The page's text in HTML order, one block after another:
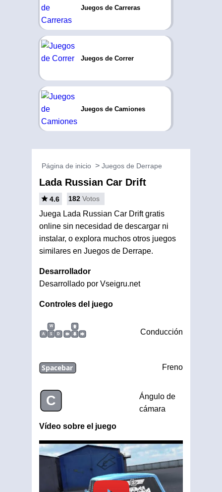
Juegos de Carreras
Juegos de Correr
Juegos de Camiones
Página de inicio Juegos de Derrape
Lada Russian Car Drift
4.6 182 Votos
Juega Lada Russian Car Drift gratis
online sin necesidad de descargar ni
instalar, o explora muchos otros juegos
similares en Juegos de Derrape.
Desarrollador
Desarrollado por Vseigru.net
Controles del juego
W
A
S D Conducción
Spacebar Freno
C
Ángulo de
cámara
Vídeo sobre el juego